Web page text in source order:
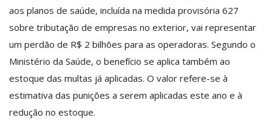
aos planos de saúde, incluída na medida provisória 627
sobre tributação de empresas no exterior, vai representar
um perdão de R$ 2 bilhões para as operadoras. Segundo o
Ministério da Saúde, o benefício se aplica também ao
estoque das multas já aplicadas. O valor refere-se à
estimativa das punições a serem aplicadas este ano e à
redução no estoque.